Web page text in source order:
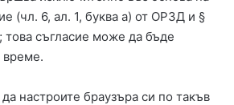
(чл. 6, ал. 1, буква а) от ОРЗД и §
това съгласие може да бъде
време.
настроите браузъра си по такъв